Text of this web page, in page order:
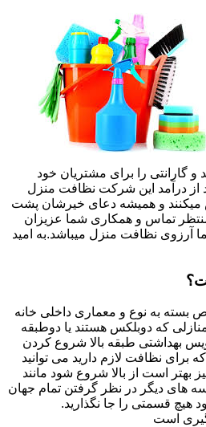
گارانتی را برای مشتریان خود
از درآمد این شرکت نظافت منزل
میکنند و همیشه دعای خیرشان پشت
تماس و همکاری شما عزیزان
آرزوی نظافت منزل میباشد.به امید
به نوع و معماری داخلی خانه
که دوبلکس هستند یا دوطبقه
بهداشتی طبقه بالا شروع کردن
برای نظافت لازم دارید می توانید
بهتر است از بالا شروع شود مانند
های دیگر در نظر گرفتن تمام جهان
هیچ قسمتی را جا نگذارید.
است